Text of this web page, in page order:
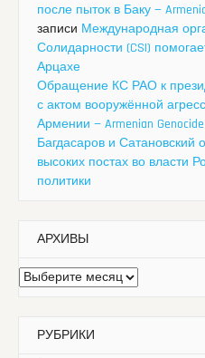
после пыток в Баку —
записи Международная
Солидарности (CSI)
Арцахе
Обращение КС РАО к
с актом вооружённой
Армении — Armenian
Багдасаров и Сатановский
высоких постах во власти
политики
АРХИВЫ
Архивы
РУБРИКИ